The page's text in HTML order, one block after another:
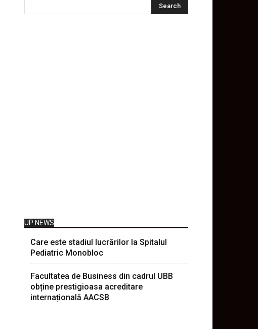
UP NEWS
Care este stadiul lucrărilor la Spitalul
Pediatric Monobloc
Facultatea de Business din cadrul UBB
obține prestigioasa acreditare
internațională AACSB